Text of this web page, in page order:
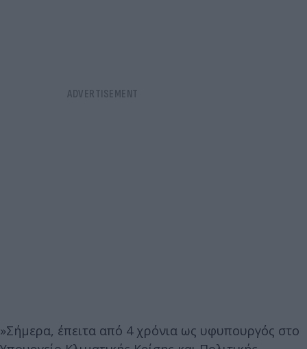
»Σήμερα, έπειτα από 4 χρόνια ως υφυπουργός στο